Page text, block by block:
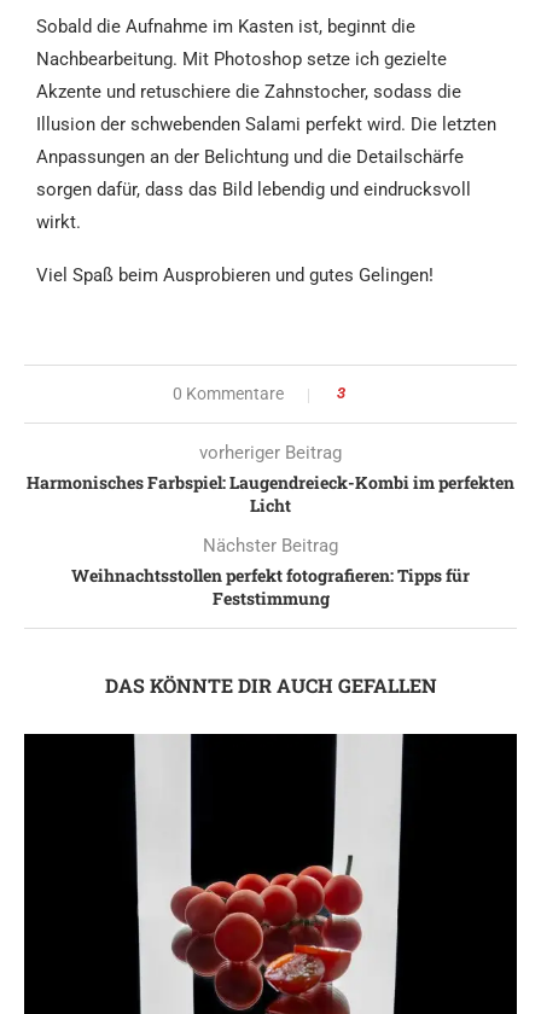
Sobald die Aufnahme im Kasten ist, beginnt die
Nachbearbeitung. Mit Photoshop setze ich gezielte
Akzente und retuschiere die Zahnstocher, sodass die
Illusion der schwebenden Salami perfekt wird. Die letzten
Anpassungen an der Belichtung und die Detailschärfe
sorgen dafür, dass das Bild lebendig und eindrucksvoll
wirkt.
Viel Spaß beim Ausprobieren und gutes Gelingen!
0 Kommentare 3
vorheriger Beitrag
Harmonisches Farbspiel: Laugendreieck-Kombi im perfekten
Licht
Nächster Beitrag
Weihnachtsstollen perfekt fotografieren: Tipps für
Feststimmung
DAS KÖNNTE DIR AUCH GEFALLEN